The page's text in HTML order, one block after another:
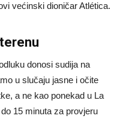
većinski dioničar Atlética.
donosi sudija na
u slučaju jasne i očite
a ne kao ponekad u La
15 minuta za provjeru